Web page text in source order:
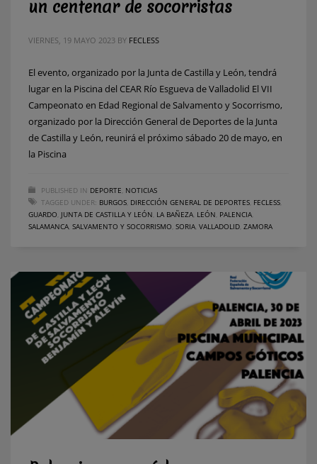
un centenar de socorristas
VIERNES, 19 MAYO 2023 BY FECLESS
El evento, organizado por la Junta de Castilla y León, tendrá
lugar en la Piscina del CEAR Río Esgueva de Valladolid El VII
Campeonato en Edad Regional de Salvamento y Socorrismo,
organizado por la Dirección General de Deportes de la Junta
de Castilla y León, reunirá el próximo sábado 20 de mayo, en
la Piscina
PUBLISHED IN DEPORTE NOTICIAS
TAGGED UNDER: BURGOS DIRECCIÓN GENERAL DE DEPORTES FECLESS
GUARDO JUNTA DE CASTILLA Y LEÓN LA BAÑEZA LEÓN PALENCIA
SALAMANCA SALVAMENTO Y SOCORRISMO SORIA VALLADOLID ZAMORA